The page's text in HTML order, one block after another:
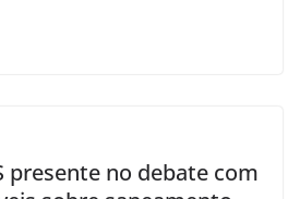
presente no debate com